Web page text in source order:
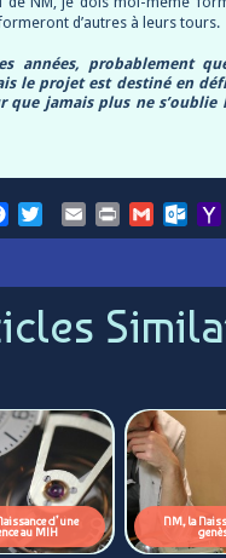
d’autres à leurs tours.
années, probablement
le projet est destiné en
que jamais plus ne
FacebookTwitterEmailPrint Gmail
d’une
au MIH
NM, la